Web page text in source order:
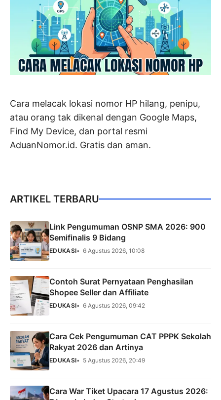
Cara melacak lokasi nomor HP hilang, penipu,
atau orang tak dikenal dengan Google Maps,
Find My Device, dan portal resmi
AduanNomor.id. Gratis dan aman.
ARTIKEL TERBARU
Link Pengumuman OSNP SMA 2026: 900
Semifinalis 9 Bidang
EDUKASI 6 Agustus 2026, 10:08
Contoh Surat Pernyataan Penghasilan
Shopee Seller dan Affiliate
EDUKASI 6 Agustus 2026, 09:42
Cara Cek Pengumuman CAT PPPK Sekolah
Rakyat 2026 dan Artinya
EDUKASI 5 Agustus 2026, 20:49
Cara War Tiket Upacara 17 Agustus 2026: